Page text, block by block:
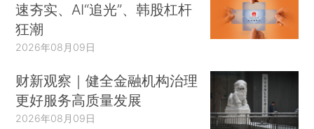
速夯实、AI“追光”、韩股杠杆
狂潮
2026年08月09日
财新观察｜健全金融机构治理
更好服务高质量发展
2026年08月09日